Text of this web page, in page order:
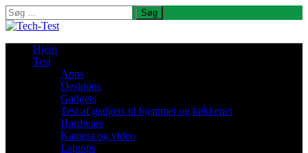
Søg
efter:
Hjem
Test
Apps
Desktops
Gadgets
Test af gadgets til hjemmet og køkkenet
Hardware
Kamera og video
Laptops